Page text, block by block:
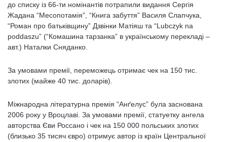
до списку із 66-ти номінантів потрапили видання Сергія
Жадана “Месопотамія”, “Книга забуття” Василя Слапчука,
“Роман про батьківщину” Дзвінки Матіяш та “Lubczyk na
poddaszu” (“Комашина тарзанка” в українському перекладі –
авт.) Наталки Сняданко.
За умовами премії, переможець отримає чек на 150 тис.
злотих (майже 40 тис. доларів).
Міжнародна літературна премія “Анґелус” була заснована
2006 року у Вроцлаві. За умовами премії, статуетку ангела
авторства Єви Россано і чек на 150 000 польських злотих
(близько 35 тисяч євро) отримує автор із країн Центральної